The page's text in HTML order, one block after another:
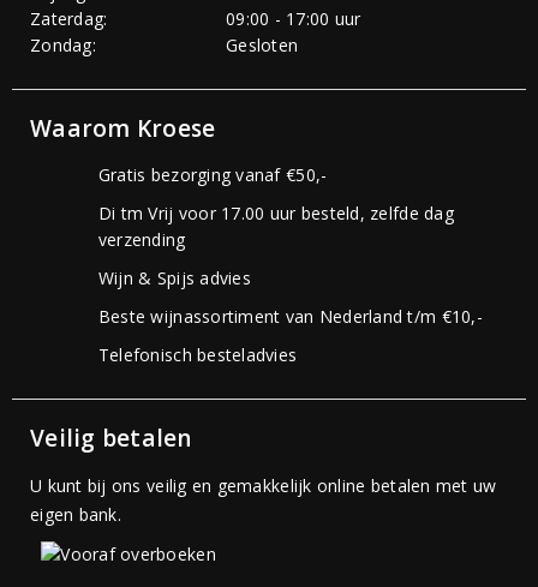
Zaterdag:
09:00 - 17:00 uur
Zondag:
Gesloten
Waarom Kroese
Gratis bezorging vanaf €50,-
Di tm Vrij voor 17.00 uur besteld, zelfde dag
verzending
Wijn & Spijs advies
Beste wijnassortiment van Nederland t/m €10,-
Telefonisch besteladvies
Veilig betalen
U kunt bij ons veilig en gemakkelijk online betalen met uw
eigen bank.